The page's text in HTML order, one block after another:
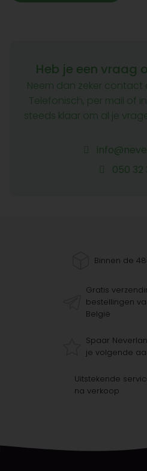
Heb je een vraag
Neem dan zeker contact
Telefonisch, per mail of
steeds klaar om al je
050 32
Binnen de
Gratis
bestellingen
België
Spaar
je volgende
Uitstekende
na verkoop